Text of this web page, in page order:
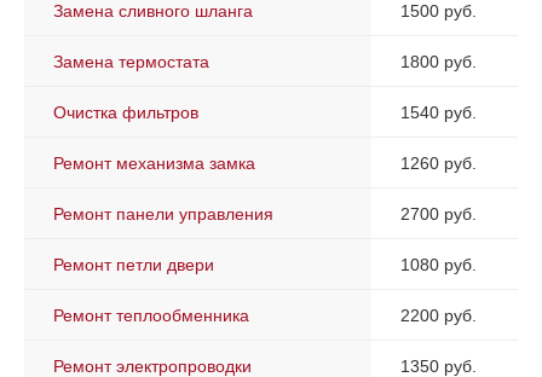
Замена сливного шланга 1500 руб.
Замена термостата 1800 руб.
Очистка фильтров 1540 руб.
Ремонт механизма замка 1260 руб.
Ремонт панели управления 2700 руб.
Ремонт петли двери 1080 руб.
Ремонт теплообменника 2200 руб.
Ремонт электропроводки 1350 руб.